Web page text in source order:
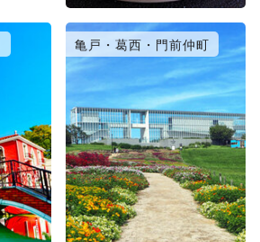
亀戸・葛西・門前仲町